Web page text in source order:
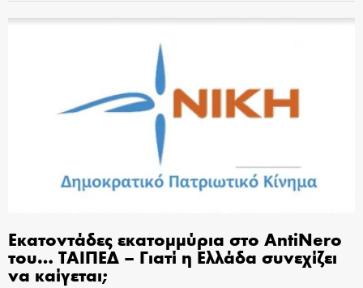
Εκατοντάδες εκατομμύρια στο AntiNero
του… ΤΑΙΠΕΔ – Γιατί η Ελλάδα συνεχίζει
να καίγεται;